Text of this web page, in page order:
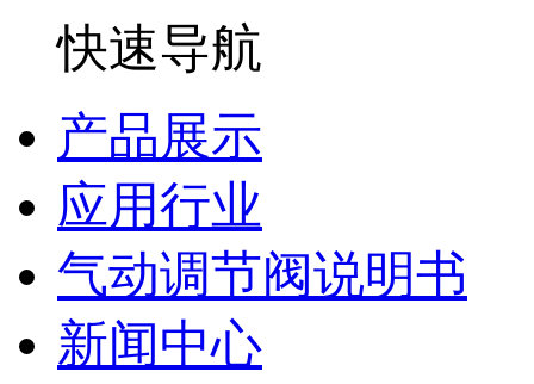
快速导航
产品展示
应用行业
气动调节阀说明书
新闻中心